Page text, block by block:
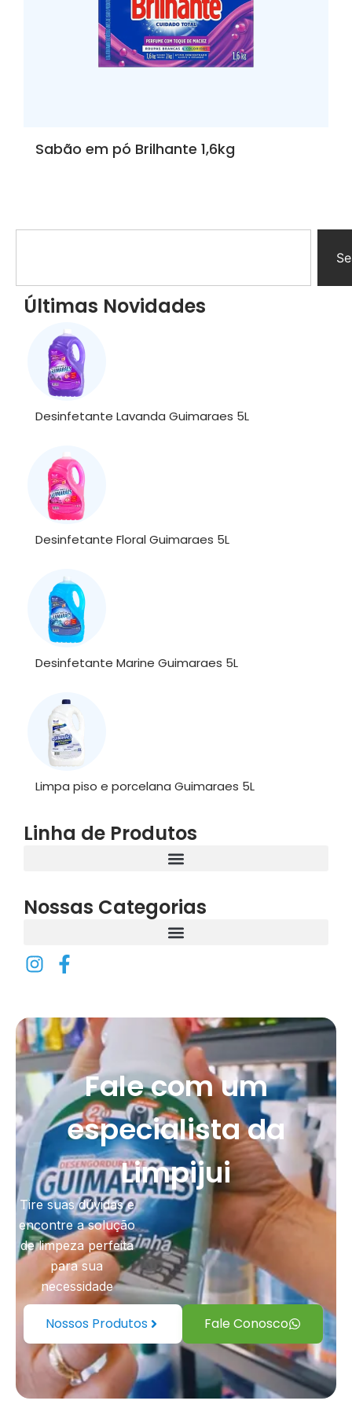
Sabão em pó Brilhante 1,6kg
Últimas Novidades
Desinfetante Lavanda Guimaraes 5L
Desinfetante Floral Guimaraes 5L
Desinfetante Marine Guimaraes 5L
Limpa piso e porcelana Guimaraes 5L
Linha de Produtos
Nossas Categorias
Fale com um
especialista da
Limpijui
Tire suas dúvidas e
encontre a solução
de limpeza perfeita
para sua
necessidade
Nossos Produtos Fale Conosco